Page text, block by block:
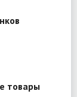
товары